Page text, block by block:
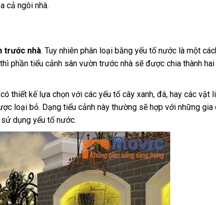
cả ngôi nhà.
trước nhà. Tuy nhiên phân loại bằng yếu tố nước là một
phần tiểu cảnh sân vườn trước nhà sẽ được chia thành
thiết kế lựa chọn với các yếu tố cây xanh, đá, hay các vật
loại bỏ. Dạng tiểu cảnh này thường sẽ hợp với những gia
dụng yếu tố nước.